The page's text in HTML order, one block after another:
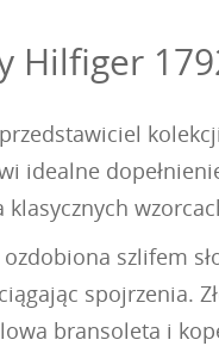
Hilfiger
kolekcji
idealne
szlifem
bransoleta i